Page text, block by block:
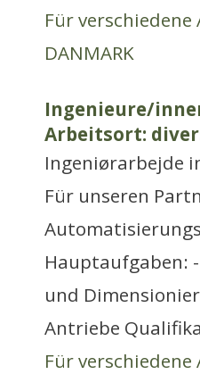
Für
DANMARK
Ingenieure/
Arbeitsort:
Ingeniørarbejde
Für unseren
Hauptaufgaben:
und
Antriebe
Für